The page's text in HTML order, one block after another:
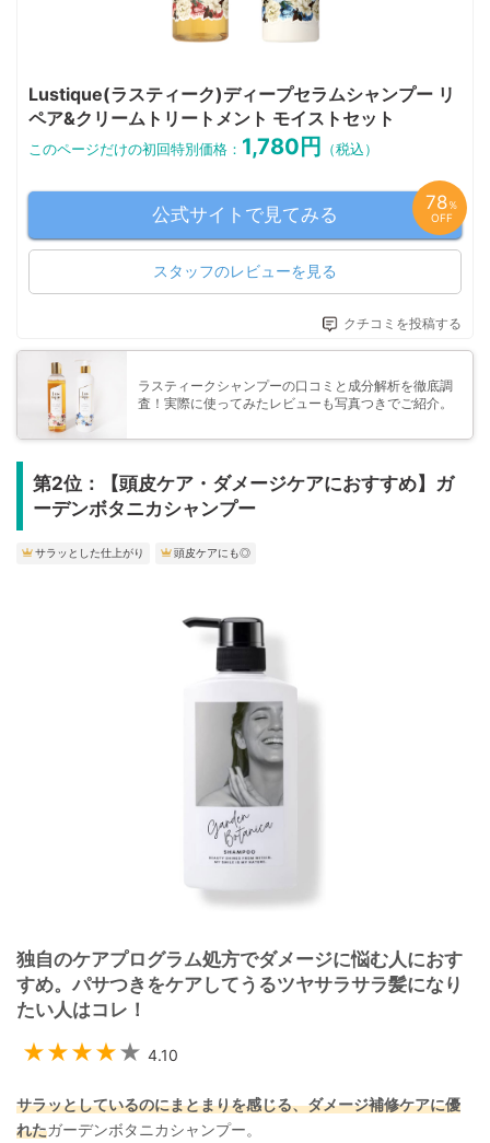
Lustique(ラスティーク)ディープセラムシャンプー リ
ペア&クリームトリートメント モイストセット
このページだけの初回特別価格： 1,780円 （税込）
公式サイトで見てみる
78％
OFF
スタッフのレビューを見る
クチコミを投稿する
ラスティークシャンプーの口コミと成分解析を徹底調
査！実際に使ってみたレビューも写真つきでご紹介。
第2位：【頭皮ケア・ダメージケアにおすすめ】ガ
ーデンボタニカシャンプー
サラッとした仕上がり 頭皮ケアにも◎
独自のケアプログラム処方でダメージに悩む人におす
すめ。パサつきをケアしてうるツヤサラサラ髪になり
たい人はコレ！
4.10
サラッとしているのにまとまりを感じる、ダメージ補修ケアに優
れたガーデンボタニカシャンプー。